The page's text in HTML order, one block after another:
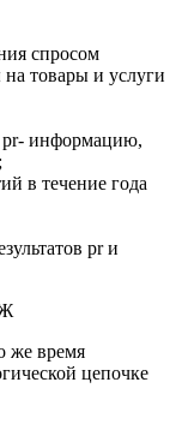
спросом
товары и услуги
pr- информацию,
в течение года
pr и
же время
цепочке